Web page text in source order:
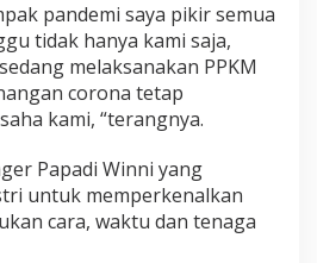
pandemi saya pikir semua
tidak hanya kami saja,
melaksanakan PPKM
corona tetap
kami, “terangnya.
Papadi Winni yang
untuk memperkenalkan
cara, waktu dan tenaga